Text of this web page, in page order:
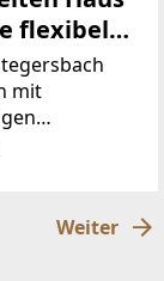
flexibel
mit
Wohnen
Weiter